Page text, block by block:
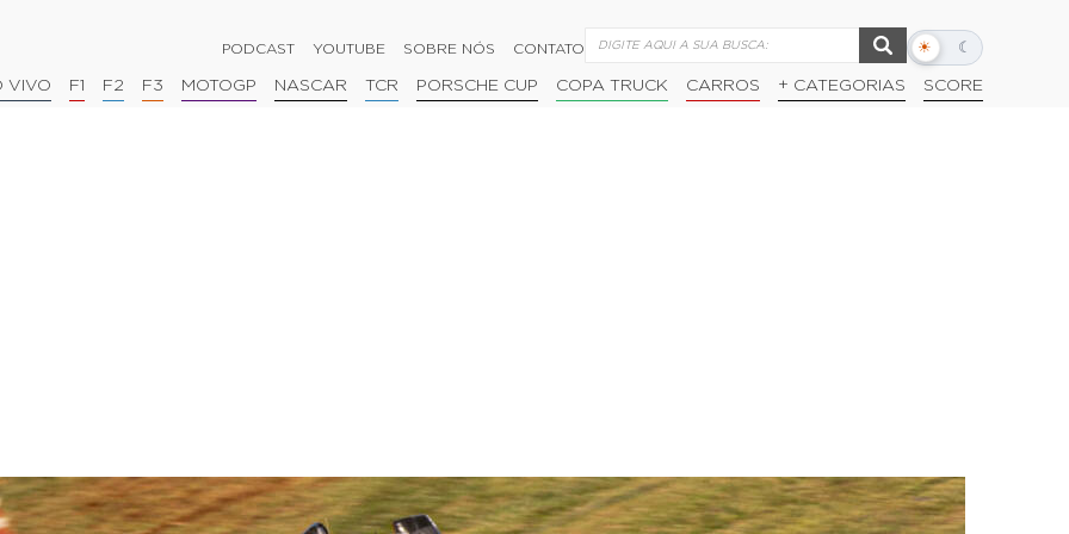
PODCAST YOUTUBE SOBRE NÓS CONTATO ☀ ☾
Alternar
escuro
VIVO F1 F2 F3 MOTOGP NASCAR TCR PORSCHE CUP COPA TRUCK CARROS + CATEGORIAS SCORE